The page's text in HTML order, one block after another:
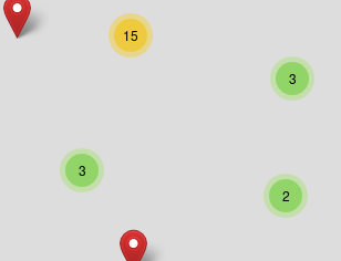
Burgenland
Oberösterreich
Salzburg
Steiermark
3
3
2
15